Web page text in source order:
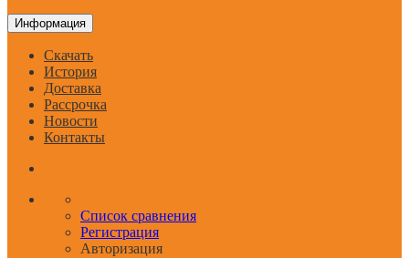
Информация
Скачать
История
Доставка
Рассрочка
Новости
Контакты
Список сравнения
Регистрация
Авторизация